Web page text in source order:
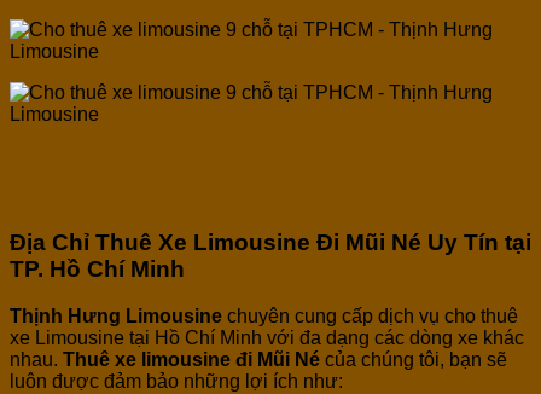
Địa Chỉ Thuê Xe Limousine Đi Mũi Né Uy Tín tại
TP. Hồ Chí Minh
Thịnh Hưng Limousine chuyên cung cấp dịch vụ cho thuê
xe Limousine tại Hồ Chí Minh với đa dạng các dòng xe khác
nhau. Thuê xe limousine đi Mũi Né của chúng tôi, bạn sẽ
luôn được đảm bảo những lợi ích như: